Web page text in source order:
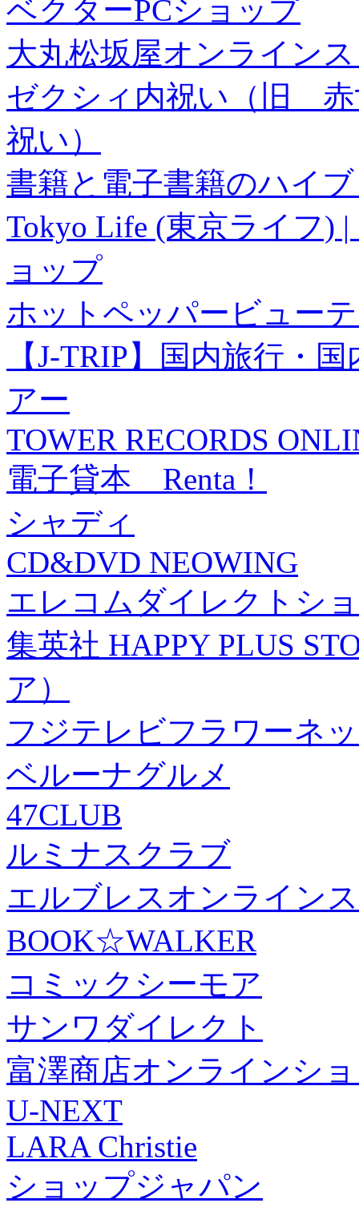
ベクターPCショップ
大丸松坂屋オンライン
ゼクシィ内祝い（旧 赤
祝い）
書籍と電子書籍のハイ
Tokyo Life (東京ライフ)
ョップ
ホットペッパービュー
【J-TRIP】国内旅行・
アー
TOWER RECORDS
電子貸本 Renta！
シャディ
CD&DVD NEOWING
エレコムダイレクトシ
集英社 HAPPY PLUS
ア）
フジテレビフラワーネ
ベルーナグルメ
47CLUB
ルミナスクラブ
エルブレスオンライン
BOOK☆WALKER
コミックシーモア
サンワダイレクト
富澤商店オンラインシ
U-NEXT
LARA Christie
ショップジャパン